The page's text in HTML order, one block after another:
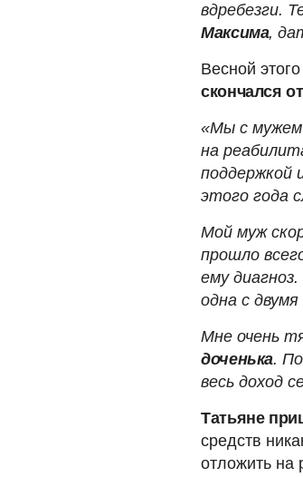
вдребезги.
Максима,
Весной
скончался
«Мы с мужем
на
поддержкой
этого года
Мой муж
прошло
ему диагноз.
одна с
Мне очень
доченька.
весь доход
Татьяне
средств
отложить на